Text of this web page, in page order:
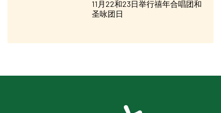
11月22和23日举行禧年合唱团和
圣咏团日